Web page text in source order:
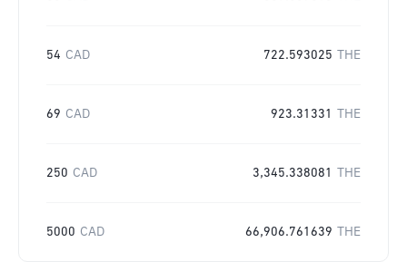
54 CAD 722.593025 THE
69 CAD 923.31331 THE
250 CAD 3,345.338081 THE
5000 CAD 66,906.761639 THE